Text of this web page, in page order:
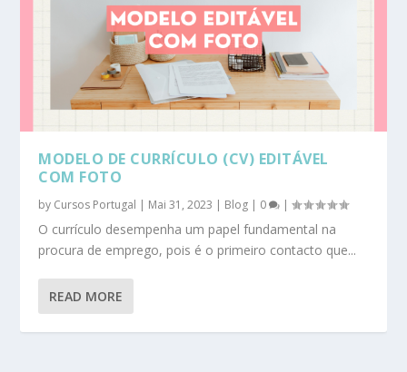
MODELO DE CURRÍCULO (CV) EDITÁVEL
COM FOTO
by Cursos Portugal | Mai 31, 2023 | Blog | 0 |
O currículo desempenha um papel fundamental na
procura de emprego, pois é o primeiro contacto que...
READ MORE